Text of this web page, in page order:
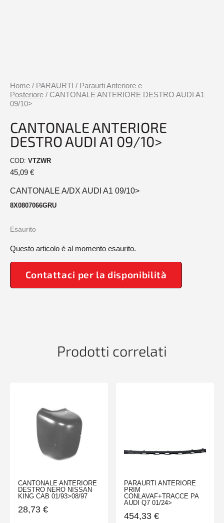
Home / PARAURTI / Paraurti Anteriore e
Posteriore / CANTONALE ANTERIORE DESTRO AUDI A1
09/10>
CANTONALE ANTERIORE
DESTRO AUDI A1 09/10>
COD: VTZWR
45,09 €
CANTONALE A/DX AUDI A1 09/10>
8X0807066GRU
Esaurito
Questo articolo è al momento esaurito.
Contattaci per la disponibilità
Prodotti correlati
CANTONALE ANTERIORE
DESTRO NERO NISSAN
KING CAB 01/93>08/97
28,73 €
PARAURTI ANTERIORE
PRIM
CONLAVAF+TRACCE PA
AUDI Q7 01/24>
454,33 €